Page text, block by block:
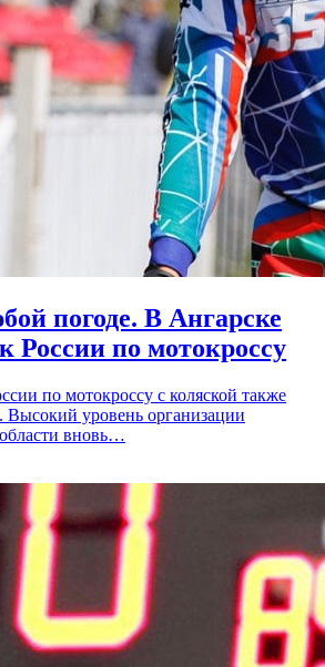
погоде. В Ангарске
России по мотокроссу
по мотокроссу с коляской также
Высокий уровень организации
вновь…